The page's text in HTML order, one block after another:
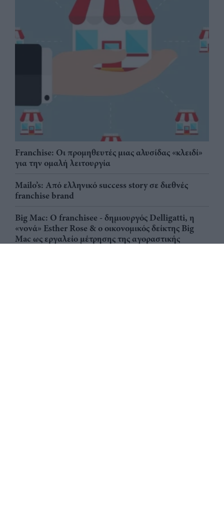
Franchise: Οι προμηθευτές μιας αλυσίδας «κλειδί»
για την ομαλή λειτουργία
Mailo’s: Από ελληνικό success story σε διεθνές
franchise brand
Big Mac: Ο franchisee - δημιουργός Delligatti, η
«νονά» Esther Rose & ο οικονομικός δείκτης Big
Mac ως εργαλείο μέτρησης της αγοραστικής